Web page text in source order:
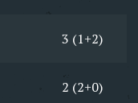
3 (1+2)
2 (2+0)